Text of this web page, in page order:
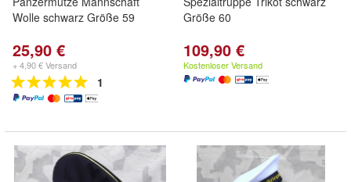
Wolle schwarz Größe 59
25,90 €
+ 4,90 € Versand
1
Größe 60
109,90 €
Kostenloser Versand